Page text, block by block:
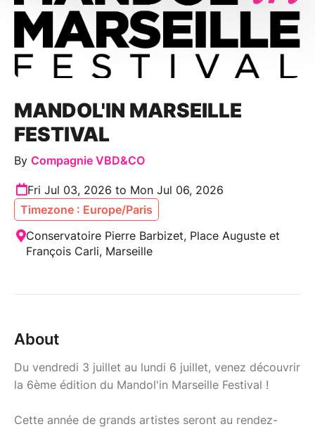
MANDOL'IN MARSEILLE
FESTIVAL
By Compagnie VBD&CO
Fri Jul 03, 2026 to Mon Jul 06, 2026
Timezone : Europe/Paris
Conservatoire Pierre Barbizet, Place Auguste et
François Carli, Marseille
About
Du vendredi 3 juillet au lundi 6 juillet, venez découvrir
la 6ème édition du Mandol'in Marseille Festival !
Cette année de grands artistes seront au rendez-